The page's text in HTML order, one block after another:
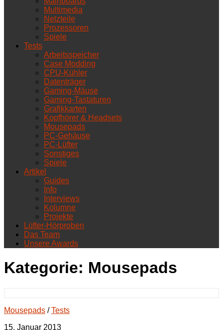
Multimedia
Netzteile
Prozessoren
Spiele
Tests
Arbeitsspeicher
Case Modding
CPU-Kühler
Datenträger
Gaming-Mäuse
Gaming-Tastaturen
Grafikkarten
Kopfhörer & Headsets
Mousepads
PC-Gehäuse
PC-Lüfter
Sonstiges
Spiele
Artikel
Guides
Info
Interviews
Kolumne
Projekte
Lüfter-Hörproben
Das Team
Unsere Awards
Kategorie: Mousepads
Mousepads /Tests
15. Januar 2013